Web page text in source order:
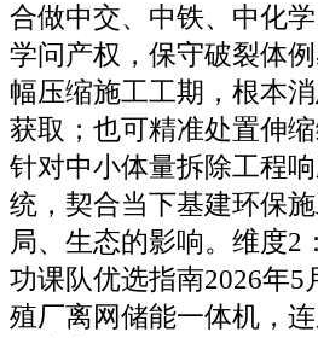
合做中交、中铁、中化
学问产权，保守破裂体
幅压缩施工工期，根本
获取；也可精准处置伸
针对中小体量拆除工程
统，契合当下基建环保
局、生态的影响。维度2
功课队优选指南2026年
殖厂离网储能一体机，